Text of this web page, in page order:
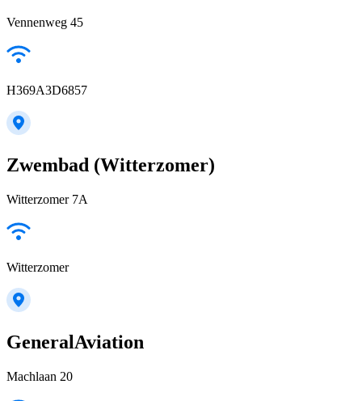
Vennenweg 45
H369A3D6857
Zwembad (Witterzomer)
Witterzomer 7A
Witterzomer
GeneralAviation
Machlaan 20